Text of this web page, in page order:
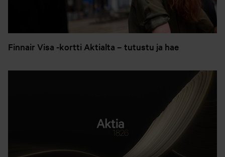
Finnair Visa -kortti Aktialta – tutustu ja hae